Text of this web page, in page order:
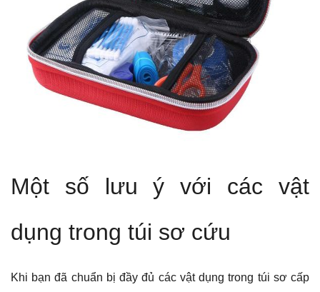
Một số lưu ý với các vật
dụng trong túi sơ cứu
Khi bạn đã chuẩn bị đầy đủ các vật dụng trong túi sơ cấp